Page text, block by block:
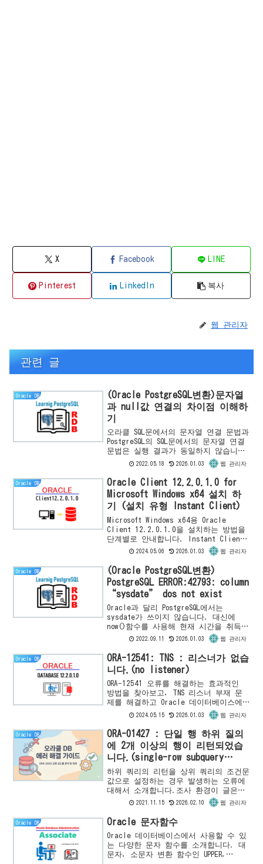
X Facebook LINE
Pinterest LinkedIn 복사
웹 관리자
관련 글
Oracle DB
(Oracle PostgreSQL변환)문자열
과 null값 연결의 차이점 이해하
기
오라클 SQL문에서의 문자열 연결 문법과
PostgreSQL의 SQL문에서의 문자열 연결
문법은 실행 결과가 동일하지 않습니다.
이 글을 통해 오라클과 PostgreSQL에서
의 차이점을 이해하고 오라클에서
Postg...
2022.05.18 2026.01.03 웹 관리자
Oracle DB
Oracle Client 12.2.0.1.0 for
Microsoft Windows x64 설치 하
기 (설치 유형 Instant Client)
Microsoft Windows x64용 Oracle
Client 12.2.0.1.0을 설치하는 방법을
단계별로 안내합니다. Instant Client
설치 유형을 선택하여 최소한의 오라클
클라이언트 프로그램을 설치하고
sqlplus.exe를 통해 Oracle Database
서버에 접속하는 방법을 배우세요. 설치
준비부터 실행까지 모든 과정을 상세히
설명합니다.
2024.05.06 2026.01.03 웹 관리자
Oracle DB
(Oracle PostgreSQL변환)
PostgreSQL ERROR:42793: column
“sysdate” dos not exist
Oracle과 달리 PostgreSQL에서는
sysdate가 쓰이지 않습니다. 대신에
now()함수를 사용해 현재 시간을 취득합
니다. Oracle에서 개발한 SQL문을
PostgreSQL에서 그대로 이용하고 싶다면
...
2022.09.11 2026.01.03 웹 관리자
Oracle DB
ORA-12541: TNS : 리스너가 없습
니다.(no listener)
ORA-12541 오류를 해결하는 효과적인
방법을 찾아보고, TNS 리스너 부재 문
제를 해결하고 Oracle 데이터베이스에
다시 연결하는 방법을 배워보세요.
2024.05.15 2026.01.03 웹 관리자
Oracle DB
ORA-01427 : 단일 행 하위 질의
에 2개 이상의 행이 리턴되었습
니다.(single-row subquery
returns more than one row)
하위 쿼리의 리턴을 상위 쿼리의 조건문
값으로 설정하는 경우 발생하는 오류에
대해서 소개합니다.조사 환경이 글은
"Windows10 Pro에서 무상으로 이용가능
한 Oracle Database Express Editi...
2021.11.15 2026.02.10 웹 관리자
Oracle DB Oracle 문자함수
Oracle 데이터베이스에서 사용할 수 있
는 다양한 문자 함수를 소개합니다. 대
문자, 소문자 변환 함수인 UPPER,